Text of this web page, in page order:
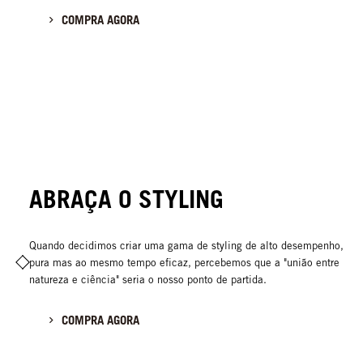
COMPRA AGORA
ABRAÇA O STYLING
Quando decidimos criar uma gama de styling de alto desempenho,
pura mas ao mesmo tempo eficaz, percebemos que a "união entre
natureza e ciência" seria o nosso ponto de partida.
COMPRA AGORA